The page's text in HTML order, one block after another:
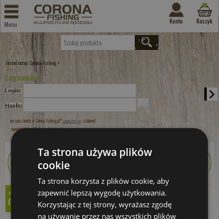
Menu Konto Koszyk
Jesteś tutaj: Corona-Fishing >
Logowanie
nie masz konta w Corona-Fishing.pl? zarejestruj się za darmo!
zapomniałeś hasła? skorzystaj z opcjiprzypomnij hasło!
Ta strona używa plików
cookie
Ta strona korzysta z plików cookie, aby
zapewnić lepszą wygodę użytkowania.
Korzystając z tej strony, wyrażasz zgodę
na używanie przez nas wszystkich plików